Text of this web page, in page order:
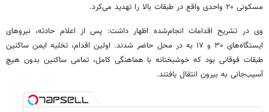
مسکونی ۲۰ واحدی واقع در طبقات بالا را تهدید می‌کرد.
وی در تشریح اقدامات انجام‌شده اظهار داشت: پس از اعلام حادثه، نیروهای
ایستگاه‌های ۳۰ و ۱۷ به در محل حاضر شدند. اولین اقدام، تخلیه ایمن ساکنین
طبقات فوقانی بود که خوشبختانه با هماهنگی کامل، تمامی ساکنین بدون هیچ
آسیب‌جانی به بیرون انتقال یافتند.